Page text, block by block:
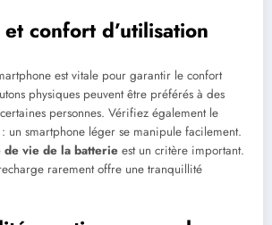
confort d’utilisation
est vitale pour garantir le confort
physiques peuvent être préférés à des
personnes. Vérifiez également le
un smartphone léger se manipule facilement.
de vie de la batterie est un critère important.
rarement offre une tranquillité